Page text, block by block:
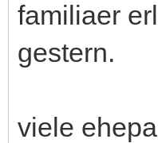
familiaer
gestern.
viele